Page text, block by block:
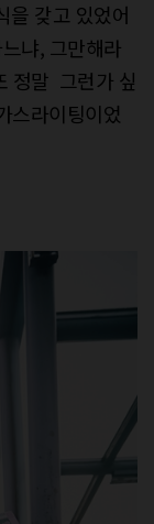
을 갖고 있었어
냐, 그만해라
정말 그런가 싶
스라이팅이었